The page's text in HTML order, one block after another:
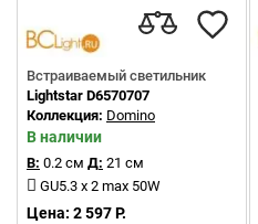
Встраиваемый светильник
Lightstar D6570707
Коллекция: Domino
В наличии
В: 0.2 см Д: 21 см
GU5.3 x 2 max 50W
Цена: 2 597 Р.